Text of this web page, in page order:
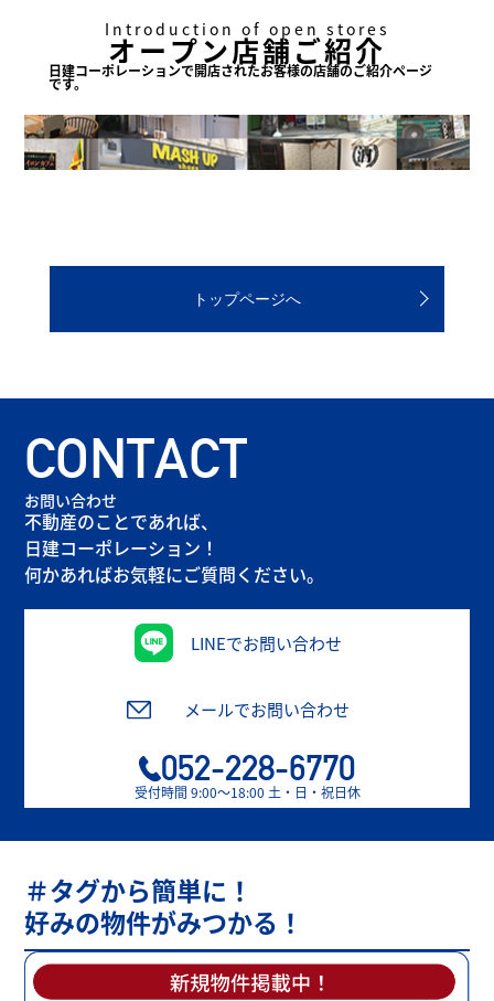
Introduction of open stores
オープン店舗ご紹介
日建コーポレーションで開店されたお客様の店舗のご紹介ページ
です。
トップページへ
CONTACT
お問い合わせ
不動産のことであれば、
日建コーポレーション！
何かあればお気軽にご質問ください。
LINEでお問い合わせ
メールでお問い合わせ
052-228-6770
受付時間 9:00〜18:00 土・日・祝日休
＃タグから簡単に！
好みの物件がみつかる！